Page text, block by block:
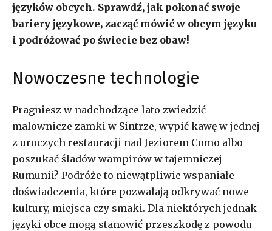
języków obcych. Sprawdź, jak pokonać swoje
bariery językowe, zacząć mówić w obcym języku
i podróżować po świecie bez obaw!
Nowoczesne technologie
Pragniesz w nadchodzące lato zwiedzić
malownicze zamki w Sintrze, wypić kawę w jednej
z uroczych restauracji nad Jeziorem Como albo
poszukać śladów wampirów w tajemniczej
Rumunii? Podróże to niewątpliwie wspaniałe
doświadczenia, które pozwalają odkrywać nowe
kultury, miejsca czy smaki. Dla niektórych jednak
języki obce mogą stanowić przeszkodę z powodu